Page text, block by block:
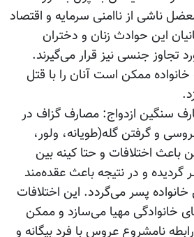
ناشی از ناامنی سرمایه و اقتصاد
این حوادث زنان و دختران
تجاوز جنسی نیز قرار می‌گیرند.
ممکن است آنان را با قتل
سنگین ازدواج: مصارف گزاف در
و گرفتن گله(طویانه، ولور،
باعث اختلافات و حتا کینه بین
گردیده و در نتیجه باعث عقده‌مند
پسر می‌گردد. این اختلافات
خانوادگی مهیا می‌سازد و ممکن
نامشروع عروس با فرد بیگانه و